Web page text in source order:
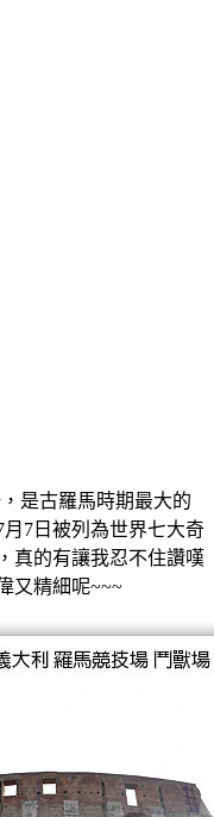
是古羅馬時期最大的
7日被列為世界七大奇
真的有讓我忍不住讚嘆
又精細呢~~~